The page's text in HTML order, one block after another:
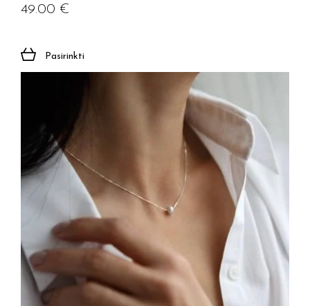
49.00 €
Pasirinkti